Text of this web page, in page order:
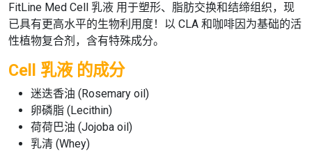
FitLine Med Cell 乳液 用于塑形、脂肪交换和结缔组织，现
已具有更高水平的生物利用度！以 CLA 和咖啡因为基础的活
性植物复合剂，含有特殊成分。
Cell 乳液 的成分
迷迭香油 (Rosemary oil)
卵磷脂 (Lecithin)
荷荷巴油 (Jojoba oil)
乳清 (Whey)